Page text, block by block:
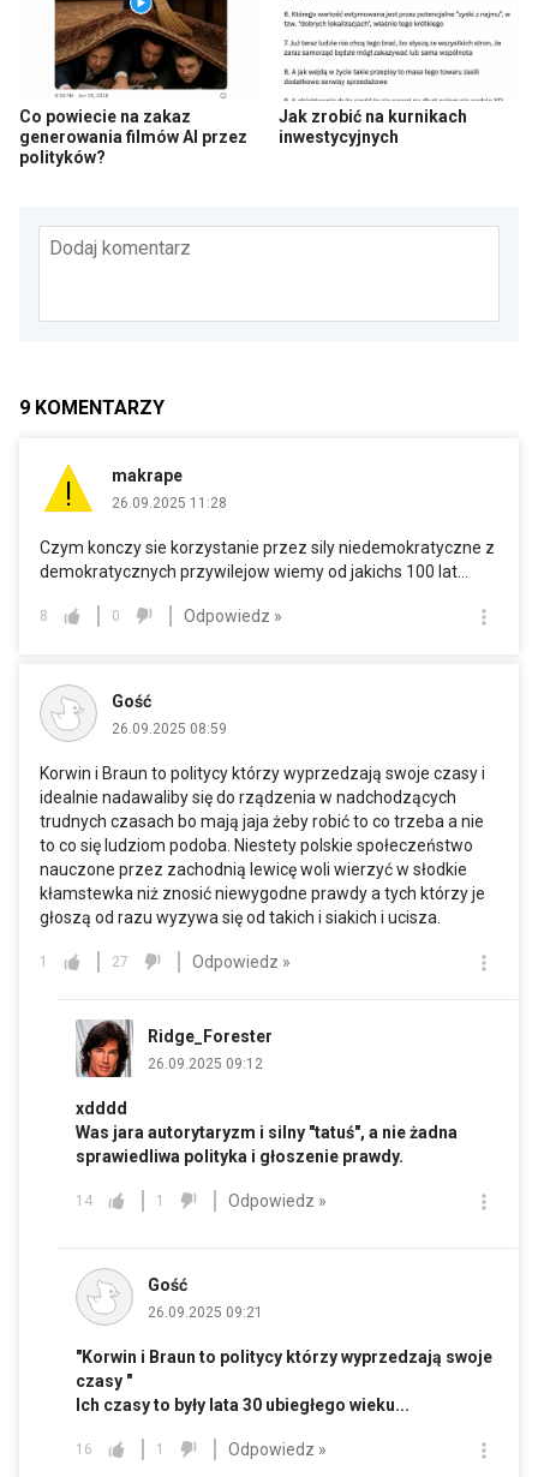
Co powiecie na zakaz
generowania filmów AI przez
polityków?
Jak zrobić na kurnikach
inwestycyjnych
Dodaj komentarz
9 KOMENTARZY
makrape
26.09.2025 11:28
Czym konczy sie korzystanie przez sily niedemokratyczne z
demokratycznych przywilejow wiemy od jakichs 100 lat...
8 0 Odpowiedz »
Gość
26.09.2025 08:59
Korwin i Braun to politycy którzy wyprzedzają swoje czasy i
idealnie nadawaliby się do rządzenia w nadchodzących
trudnych czasach bo mają jaja żeby robić to co trzeba a nie
to co się ludziom podoba. Niestety polskie społeczeństwo
nauczone przez zachodnią lewicę woli wierzyć w słodkie
kłamstewka niż znosić niewygodne prawdy a tych którzy je
głoszą od razu wyzywa się od takich i siakich i ucisza.
1 27 Odpowiedz »
Ridge_Forester
26.09.2025 09:12
xdddd
Was jara autorytaryzm i silny "tatuś", a nie żadna
sprawiedliwa polityka i głoszenie prawdy.
14 1 Odpowiedz »
Gość
26.09.2025 09:21
"Korwin i Braun to politycy którzy wyprzedzają swoje
czasy "
Ich czasy to były lata 30 ubiegłego wieku...
16 1 Odpowiedz »